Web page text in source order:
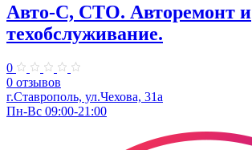
Авто-С, СТО. Авторемонт и
техобслуживание.
0
0 отзывов
г.Ставрополь, ул.Чехова, 31а
Пн-Вс 09:00-21:00